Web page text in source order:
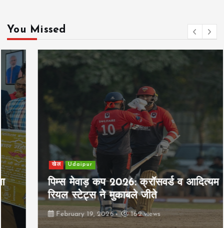
You Missed
खेल Udaipur
पिम्स मेवाड़ कप 2026: क्रॉसवर्ड व आदित्यम
रियल स्टेट्स ने मुकाबले जीते
February 19, 2026 162 views